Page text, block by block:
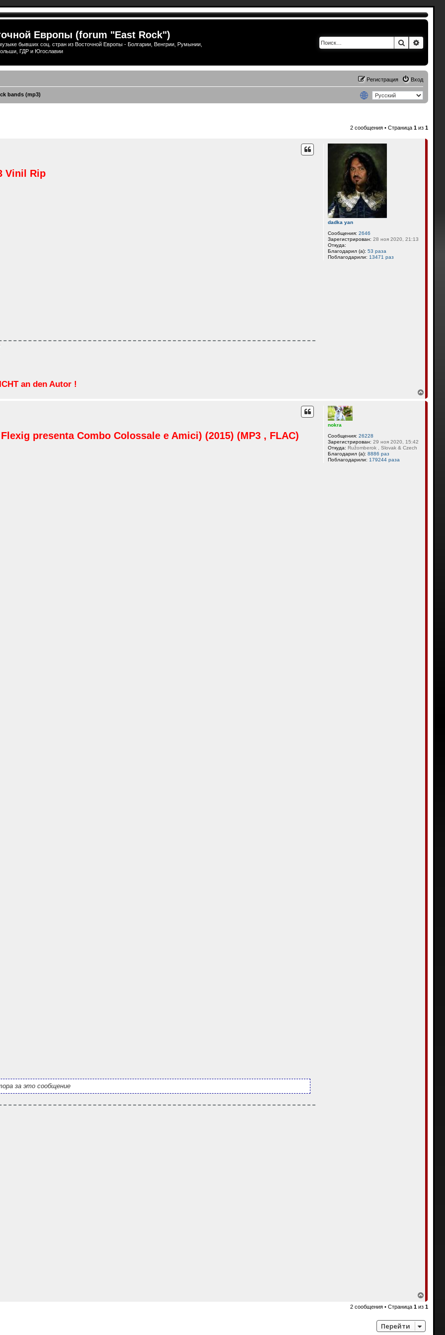
Европы (forum "East Rock")
бывших соц. стран из Восточной Европы - Болгарии, Венгрии, Румынии,
ГДР и Югославии
Поиск
Вход
Регистрация
bands (mp3)
2 сообщения • Страница1 из1
dadka yan
Сообщения: 2646
Зарегистрирован: 28 ноя 2020, 21:13
Откуда:
Благодарил (а): 53 раза
Поблагодарили: 13471 раз
Vinil Rip
an den Autor !
е
nokra
Сообщения: 26228
Зарегистрирован: 29 ноя 2020, 15:42
Откуда: Ružomberok , Slovak & Czech
Благодарил (а): 8886 раз
Поблагодарили: 179244 раза
presenta Combo Colossale e Amici) (2015) (MP3 , FLAC)
за это сообщение
е
р
у
т
2 сообщения • Страница1 из1
Перейти